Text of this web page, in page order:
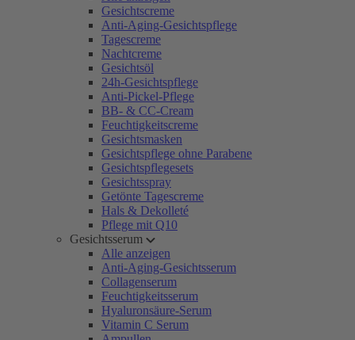
Gesichtscreme
Anti-Aging-Gesichtspflege
Tagescreme
Nachtcreme
Gesichtsöl
24h-Gesichtspflege
Anti-Pickel-Pflege
BB- & CC-Cream
Feuchtigkeitscreme
Gesichtsmasken
Gesichtspflege ohne Parabene
Gesichtspflegesets
Gesichtsspray
Getönte Tagescreme
Hals & Dekolleté
Pflege mit Q10
Gesichtsserum
Alle anzeigen
Anti-Aging-Gesichtsserum
Collagenserum
Feuchtigkeitsserum
Hyaluronsäure-Serum
Vitamin C Serum